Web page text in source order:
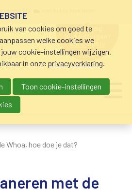
hulp nodig
bij geldzorgen?
0800-8115.nl
Whoa, hoe doe je dat?
met de
van cookies om goed te
welke cookies we
jouw cookie-instellingen wijzigen.
in onze privacyverklaring.
Toon cookie-instellingen